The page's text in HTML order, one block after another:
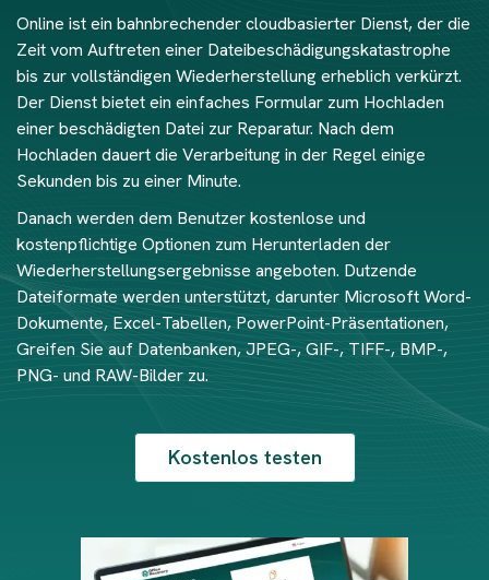
Online ist ein bahnbrechender cloudbasierter Dienst, der die
Zeit vom Auftreten einer Dateibeschädigungskatastrophe
bis zur vollständigen Wiederherstellung erheblich verkürzt.
Der Dienst bietet ein einfaches Formular zum Hochladen
einer beschädigten Datei zur Reparatur. Nach dem
Hochladen dauert die Verarbeitung in der Regel einige
Sekunden bis zu einer Minute.
Danach werden dem Benutzer kostenlose und
kostenpflichtige Optionen zum Herunterladen der
Wiederherstellungsergebnisse angeboten. Dutzende
Dateiformate werden unterstützt, darunter Microsoft Word-
Dokumente, Excel-Tabellen, PowerPoint-Präsentationen,
Greifen Sie auf Datenbanken, JPEG-, GIF-, TIFF-, BMP-,
PNG- und RAW-Bilder zu.
Kostenlos testen